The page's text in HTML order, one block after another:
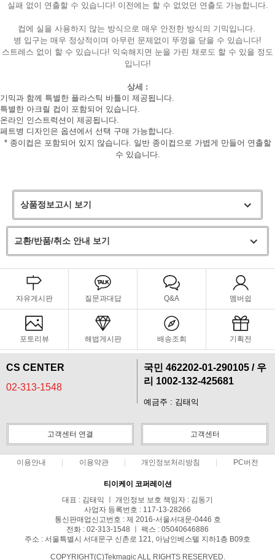
실패 없이 연출할 수 있습니다! 이전에는 할 수 없었던 연출도 가능합니다.
컵에 실을 사용하지 않는 방식으로 매우 안전한 방식의 기믹입니다.
병 입구는 매우 정상적이며 아무런 문제없이 뚜껑을 닫을 수 있습니다!
스트레스 없이 할 수 있습니다! 익숙해지면 눈을 가린 채로도 할 수 있을 정도
입니다!
상세 :
기믹과 함께 특별한 플라스틱 바틀이 제공됩니다.
특별한 아크릴 컵이 포함되어 있습니다.
온라인 인스트럭션이 제공됩니다.
페트병 디자인은 옵션에서 선택 구매 가능합니다.
* 종이컵은 포함되어 있지 않습니다. 일반 종이컵으로 가볍게 만들어 연출할
수 있습니다.
상품정보고시 보기
교환/반품/취소 안내 보기
자유게시판 질문과대답 Q&A 멤버쉽
포토리뷰 해법게시판 배송조회 기획전
CS CENTER
02-313-1548
국민 462202-01-290105 / 우
리 1002-132-425681
예금주 : 김태익
고객센터 연결 고객센터
이용안내 이용약관 개인정보처리방침 PC버전
티이케이 코퍼레이션
대표 : 김태익 ㅣ 개인정보 보호 책임자 : 김동기
사업자 등록번호 : 117-13-28266
통신판매업신고번호 : 제 2016-서울서대문-0446 호
전화 : 02-313-1548 ㅣ 팩스 : 05040646886
주소 : 서울특별시 서대문구 신촌로 121, 아남인베스텔 지하1층 B09호
COPYRIGHT(C)Tekmagic ALL RIGHTS RESERVED.